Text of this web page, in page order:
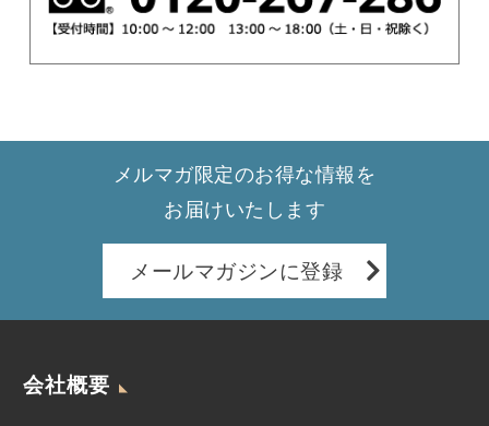
メルマガ限定のお得な情報を
お届けいたします
メールマガジンに登録
会社概要